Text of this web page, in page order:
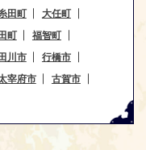
田町
大任町
町
福智町
川市
行橋市
宰府市
古賀市